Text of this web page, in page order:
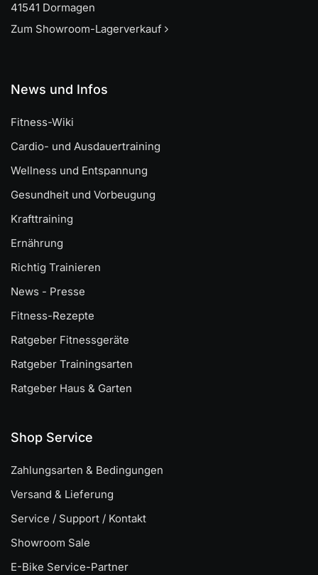
41541 Dormagen
Zum Showroom-Lagerverkauf
News und Infos
Fitness-Wiki
Cardio- und Ausdauertraining
Wellness und Entspannung
Gesundheit und Vorbeugung
Krafttraining
Ernährung
Richtig Trainieren
News - Presse
Fitness-Rezepte
Ratgeber Fitnessgeräte
Ratgeber Trainingsarten
Ratgeber Haus & Garten
Shop Service
Zahlungsarten & Bedingungen
Versand & Lieferung
Service / Support / Kontakt
Showroom Sale
E-Bike Service-Partner